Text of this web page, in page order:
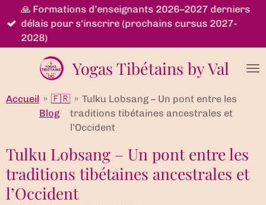
Passer
au
contenu
Yogas Tibétains by Val
🙏 Formations d’enseignants 2026–2027 derniers
délais pour s'inscrire (prochains cursus 2027-
2028)
Accueil » 🇫🇷
Blog
» Tulku Lobsang – Un pont entre les
traditions tibétaines ancestrales et
l’Occident
Tulku Lobsang – Un pont entre les
traditions tibétaines ancestrales et
l’Occident